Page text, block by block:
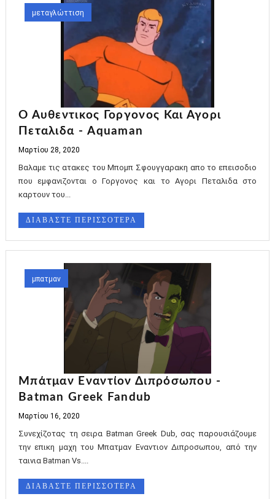
μεταγλώττιση
Ο Αυθεντικος Γοργονος Και Αγορι
Πεταλιδα - Aquaman
Μαρτίου 28, 2020
Βαλαμε τις ατακες του Μπομπ Σφουγγαρακη απο το επεισοδιο
που εμφανιζονται ο Γοργονος και το Αγορι Πεταλιδα στο
καρτουν του...
ΔΙΑΒΑΣΤΕ ΠΕΡΙΣΣΟΤΕΡΑ
μπατμαν
Μπάτμαν Εναντίον Διπρόσωπου -
Batman Greek Fandub
Μαρτίου 16, 2020
Συνεχίζοτας τη σειρα Batman Greek Dub, σας παρουσιάζουμε
την επικη μαχη του Μπατμαν Εναντιον Διπροσωπου, από την
ταινια Batman Vs....
ΔΙΑΒΑΣΤΕ ΠΕΡΙΣΣΟΤΕΡΑ